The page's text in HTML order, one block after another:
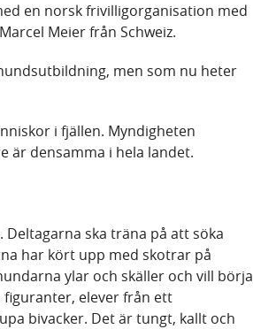
en norsk frivilligorganisation med
Meier från Schweiz.
men som nu heter
i fjällen. Myndigheten
är densamma i hela landet.
ska träna på att söka
har kört upp med skotrar på
ylar och skäller och vill börja
figuranter, elever från ett
bivacker. Det är tungt, kallt och